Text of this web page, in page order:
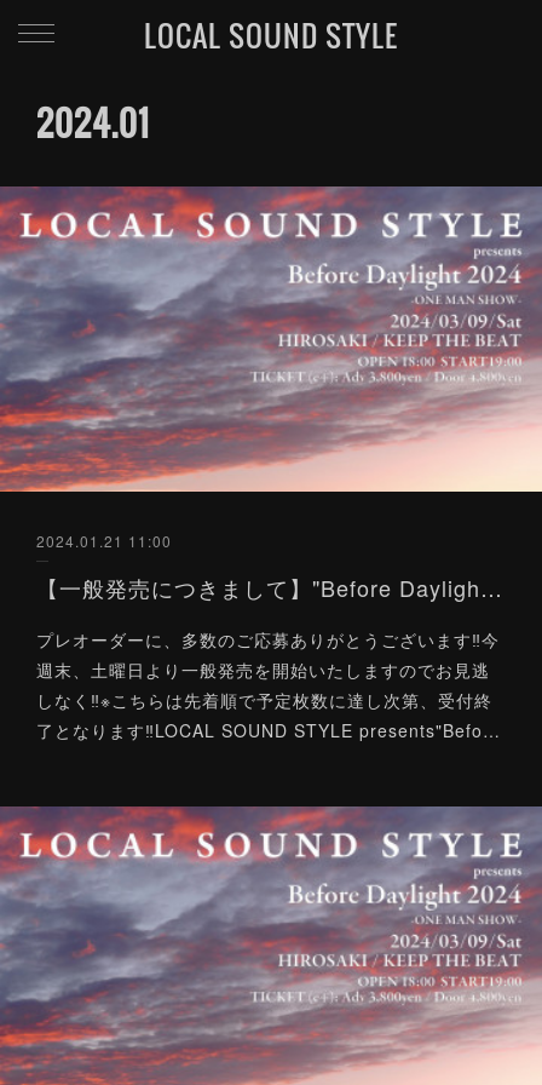
LOCAL SOUND STYLE
2024.01
2024.01.21 11:00
【一般発売につきまして】"Before Daylight 2024"-ONE MAN SHOW-
プレオーダーに、多数のご応募ありがとうございます‼今
週末、土曜日より一般発売を開始いたしますのでお見逃
しなく‼※こちらは先着順で予定枚数に達し次第、受付終
了となります‼LOCAL SOUND STYLE presents"Befo…